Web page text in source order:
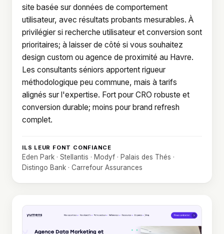
site basée sur données de comportement
utilisateur, avec résultats probants mesurables. À
privilégier si recherche utilisateur et conversion sont
prioritaires; à laisser de côté si vous souhaitez
design custom ou agence de proximité au Havre.
Les consultants séniors apportent rigueur
méthodologique peu commune, mais à tarifs
alignés sur l'expertise. Fort pour CRO robuste et
conversion durable; moins pour brand refresh
complet.
ILS LEUR FONT CONFIANCE
Eden Park · Stellantis · Modyf · Palais des Thés ·
Distingo Bank · Carrefour Assurances